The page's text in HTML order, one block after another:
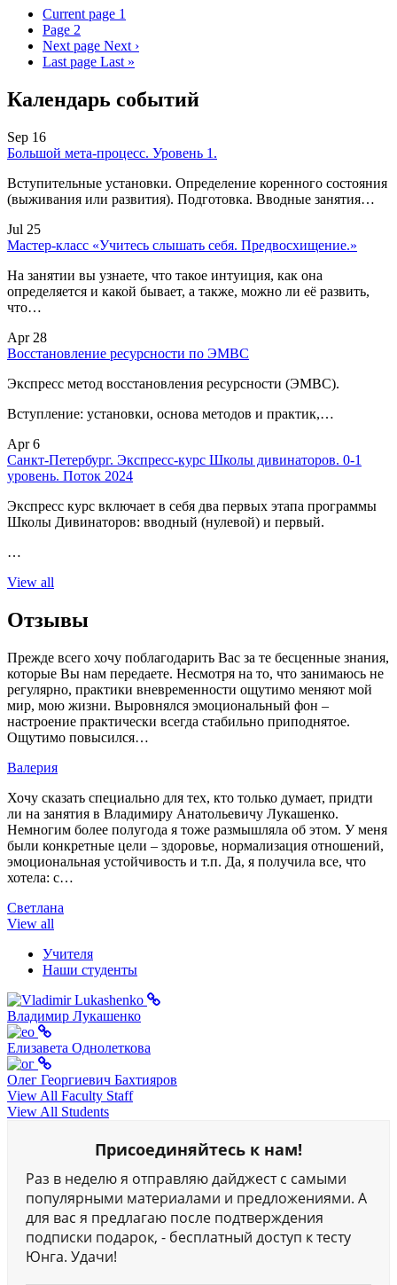
Current page 1
Page 2
Next page Next ›
Last page Last »
Календарь событий
Sep 16
Большой мета-процесс. Уровень 1.
Вступительные установки. Определение коренного состояния
(выживания или развития). Подготовка. Вводные занятия…
Jul 25
Мастер-класс «Учитесь слышать себя. Предвосхищение.»
На занятии вы узнаете, что такое интуиция, как она
определяется и какой бывает, а также, можно ли её развить,
что…
Apr 28
Восстановление ресурсности по ЭМВС
Экспресс метод восстановления ресурсности (ЭМВС).
Вступление: установки, основа методов и практик,…
Apr 6
Санкт-Петербург. Экспресс-курс Школы дивинаторов. 0-1
уровень. Поток 2024
Экспресс курс включает в себя два первых этапа программы
Школы Дивинаторов: вводный (нулевой) и первый.
…
View all
Отзывы
Прежде всего хочу поблагодарить Вас за те бесценные знания,
которые Вы нам передаете. Несмотря на то, что занимаюсь не
регулярно, практики вневременности ощутимо меняют мой
мир, мою жизни. Выровнялся эмоциональный фон –
настроение практически всегда стабильно приподнятое.
Ощутимо повысился…
Валерия
Хочу сказать специально для тех, кто только думает, придти
ли на занятия в Владимиру Анатольевичу Лукашенко.
Немногим более полугода я тоже размышляла об этом. У меня
были конкретные цели – здоровье, нормализация отношений,
эмоциональная устойчивость и т.п. Да, я получила все, что
хотела: с…
Светлана
View all
Учителя
Наши студенты
Владимир Лукашенко
Елизавета Однолеткова
Олег Георгиевич Бахтияров
View All Faculty Staff
View All Students
Присоединяйтесь к нам!
Раз в неделю я отправляю дайджест с самыми
популярными материалами и предложениями. А
для вас я предлагаю после подтверждения
подписки подарок, - бесплатный доступ к тесту
Юнга. Удачи!